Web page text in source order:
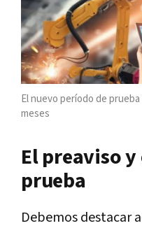
El nuevo período de
meses
El preaviso
prueba
Debemos destacar